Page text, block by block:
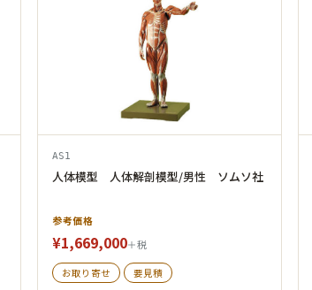
AS1
人体模型 人体解剖模型/男性 ソムソ社
参考価格
¥1,669,000＋税
お取り寄せ 要見積